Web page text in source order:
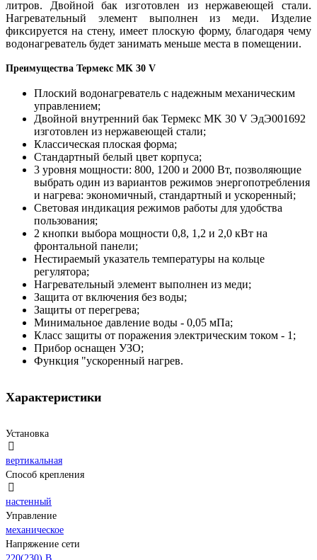
литров. Двойной бак изготовлен из нержавеющей стали.
Нагревательный элемент выполнен из меди. Изделие
фиксируется на стену, имеет плоскую форму, благодаря чему
водонагреватель будет занимать меньше места в помещении.
Преимущества Термекс MK 30 V
Плоский водонагреватель с надежным механическим
управлением;
Двойной внутренний бак Термекс MK 30 V ЭдЭ001692
изготовлен из нержавеющей стали;
Классическая плоская форма;
Стандартный белый цвет корпуса;
3 уровня мощности: 800, 1200 и 2000 Вт, позволяющие
выбрать один из вариантов режимов энергопотребления
и нагрева: экономичный, стандартный и ускоренный;
Световая индикация режимов работы для удобства
пользования;
2 кнопки выбора мощности 0,8, 1,2 и 2,0 кВт на
фронтальной панели;
Нестираемый указатель температуры на кольце
регулятора;
Нагревательный элемент выполнен из меди;
Защита от включения без воды;
Защиты от перегрева;
Минимальное давление воды - 0,05 мПа;
Класс защиты от поражения электрическим током - 1;
Прибор оснащен УЗО;
Функция "ускоренный нагрев.
Характеристики
Установка
вертикальная
Способ крепления
настенный
Управление
механическое
Напряжение сети